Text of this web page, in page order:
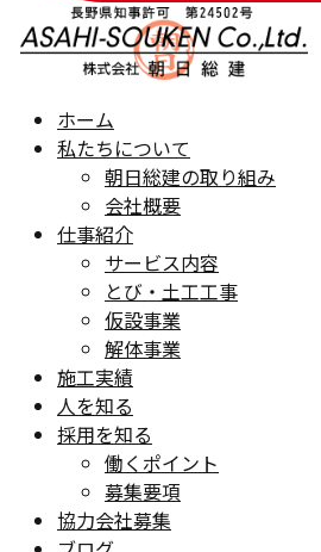
ホーム
私たちについて
朝日総建の取り組み
会社概要
仕事紹介
サービス内容
とび・土工工事
仮設事業
解体事業
施工実績
人を知る
採用を知る
働くポイント
募集要項
協力会社募集